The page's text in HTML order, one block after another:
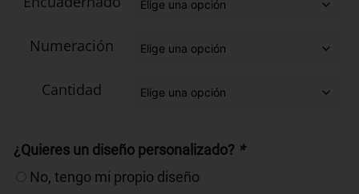
Numeración
Cantidad
¿Quieres un diseño personalizado? *
No, tengo mi propio diseño